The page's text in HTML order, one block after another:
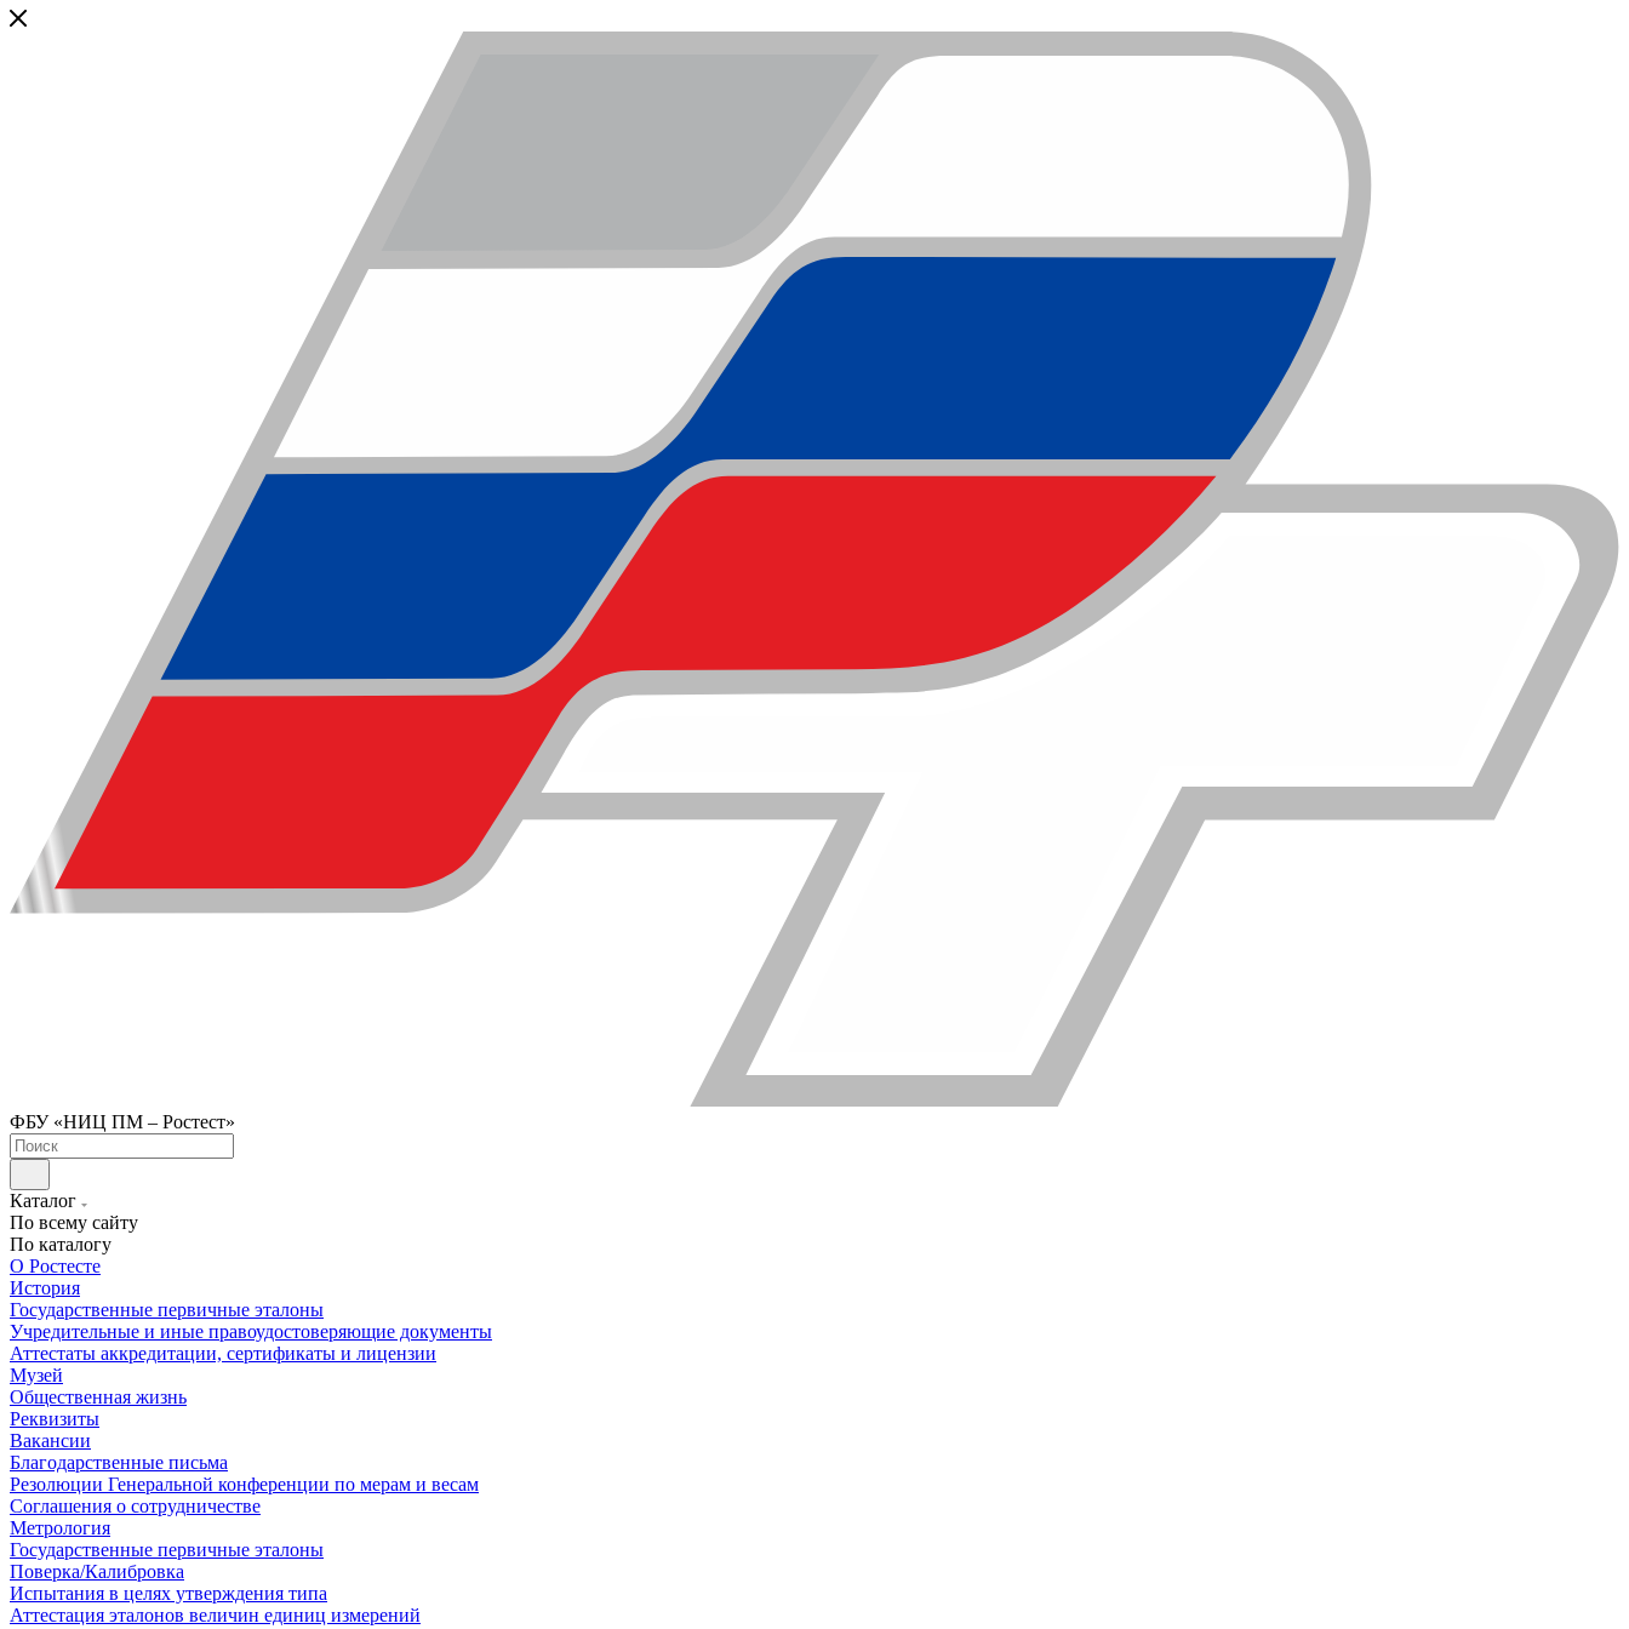
ФБУ «НИЦ ПМ – Ростест»
Каталог
По всему сайту
По каталогу
О Ростесте
История
Государственные первичные эталоны
Учредительные и иные правоудостоверяющие документы
Аттестаты аккредитации, сертификаты и лицензии
Музей
Общественная жизнь
Реквизиты
Вакансии
Благодарственные письма
Резолюции Генеральной конференции по мерам и весам
Соглашения о сотрудничестве
Метрология
Государственные первичные эталоны
Поверка/Калибровка
Испытания в целях утверждения типа
Аттестация эталонов величин единиц измерений